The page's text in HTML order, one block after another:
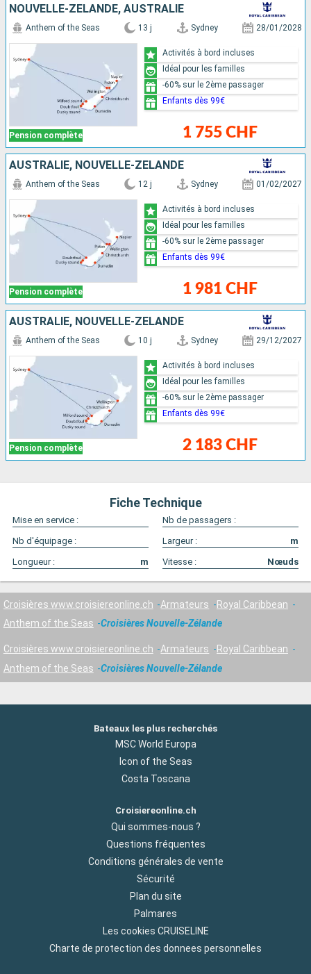
NOUVELLE-ZÉLANDE, AUSTRALIE
Pension complète
Anthem of the Seas 13 j Sydney 28/01/2028
1 755 CHF
Activités à bord incluses
Idéal pour les familles
-60% sur le 2ème passager
Enfants dès 99€
AUSTRALIE, NOUVELLE-ZÉLANDE
Pension complète
Anthem of the Seas 12 j Sydney 01/02/2027
1 981 CHF
Activités à bord incluses
Idéal pour les familles
-60% sur le 2ème passager
Enfants dès 99€
AUSTRALIE, NOUVELLE-ZÉLANDE
Pension complète
Anthem of the Seas 10 j Sydney 29/12/2027
2 183 CHF
Activités à bord incluses
Idéal pour les familles
-60% sur le 2ème passager
Enfants dès 99€
Fiche Technique
Mise en service :
Nb de passagers :
Nb d'équipage :
Largeur :
m
Longueur :
m Vitesse : Nœuds
Croisières www.croisiereonline.ch Armateurs
Royal Caribbean
Anthem of the Seas
Croisières Nouvelle-Zélande
Croisières www.croisiereonline.ch Armateurs
Royal Caribbean
Anthem of the Seas
Croisières Nouvelle-Zélande
Bateaux les plus recherchés
MSC World Europa
Icon of the Seas
Costa Toscana
Croisiereonline.ch
Qui sommes-nous ?
Questions fréquentes
Conditions générales de vente
Sécurité
Plan du site
Palmares
Les cookies CRUISELINE
Charte de protection des donnees personnelles